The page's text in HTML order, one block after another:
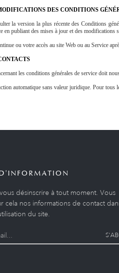
DES CONDITIONS
la version la plus récente des Conditions
en publiant des mises à jour et des
ou votre accès au site Web ou au Service
les conditions générales de service doit
automatique sans valeur juridique. Pour tous
désinscrire à tout moment. Vous
cela nos informations de contact
du site.